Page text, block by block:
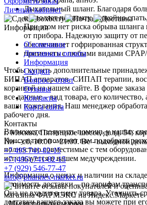
Дыхательный шланг. Благодаря
позволяет пациенту спокойно
При этом нет риска обрыва шланга
от прибора. Надежную защиту от
обеспечивает гофрированная
применять с любыми видами CPAP/
Чтобы купить дополнительные
БИПАП аппаратов, СИПАП терапии,
корзиной на нашем сайте. В форме
все данные – вид товара, его количество,
ваши пожелания. Наш менеджер
рабочего дня.
Вы можете получить помощь у наших
Консультант поможет вам подобрать
полностью совместимые с тем
используется в вашем медучреждении.
Информация о ценах и наличии на складе
Стоимость доставки – по тарифам
Она не входит в цену товара. Уточнить
доставки вашего заказа вы можете при
Личный кабинет
Информация
О компании
Доставка и оплата
Информация
Скидки
Вопрос - ответ
Отзывы
Контакты
Карта сайта
Контакты
г. Москва, Пятницкое шоссе, двлд. 54,
Пн—сб, 10:00 – 21:00. Вс - выходной
+7 495 741-82-15
+7 (495) 741-82-15
+7 (929) 546-77-47
info@pharmex-market.ru